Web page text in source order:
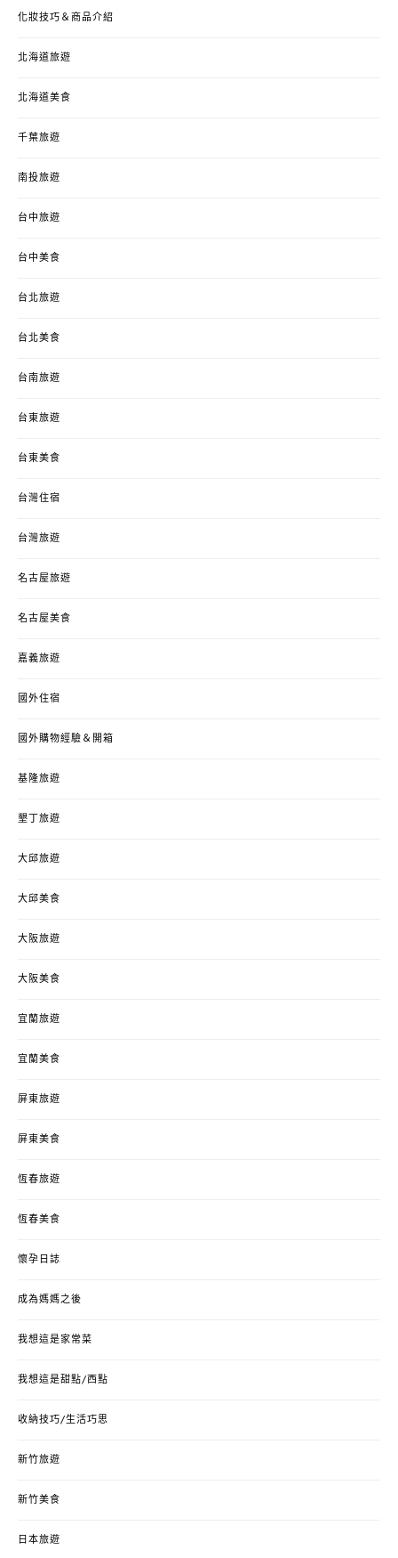
化妝技巧＆商品介紹
北海道旅遊
北海道美食
千葉旅遊
南投旅遊
台中旅遊
台中美食
台北旅遊
台北美食
台南旅遊
台東旅遊
台東美食
台灣住宿
台灣旅遊
名古屋旅遊
名古屋美食
嘉義旅遊
國外住宿
國外購物經驗＆開箱
基隆旅遊
墾丁旅遊
大邱旅遊
大邱美食
大阪旅遊
大阪美食
宜蘭旅遊
宜蘭美食
屏東旅遊
屏東美食
恆春旅遊
恆春美食
懷孕日誌
成為媽媽之後
我想這是家常菜
我想這是甜點/西點
收納技巧/生活巧思
新竹旅遊
新竹美食
日本旅遊